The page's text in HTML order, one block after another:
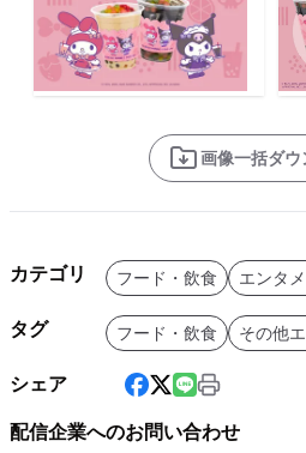
画像一括ダウ
カテゴリ フード・飲食 エンタ
タグ フード・飲食 その他
シェア
配信企業へのお問い合わせ